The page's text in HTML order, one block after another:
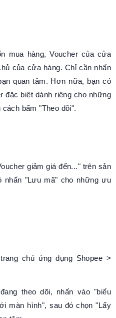
mua hàng, Voucher của cửa
của cửa hàng. Chỉ cần nhấn
quan tâm. Hơn nữa, bạn có
đặc biệt dành riêng cho những
bấm "Theo dõi".
giảm giá đến..." trên sản
nhấn "Lưu mã" cho những ưu
chủ ứng dụng Shopee >
theo dõi, nhấn vào "biểu
màn hình", sau đó chọn "Lấy